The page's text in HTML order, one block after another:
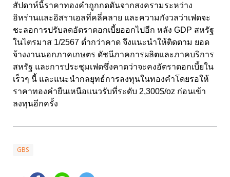
สัปดาห์นี้ราคาทองคำถูกกดดันจากสงครามระหว่าง
อิหร่านและอิสราเอลที่คลี่คลาย และความกังวลว่าเฟดจะ
ชะลอการปรับลดอัตราดอกเบี้ยออกไปอีก หลัง GDP สหรัฐ
ในไตรมาส 1/2567 ต่ำกว่าคาด จึงแนะนำให้ติดตาม ยอด
จ้างงานนอกภาคเกษตร ดัชนีภาคการผลิตและภาคบริการ
สหรัฐ และการประชุมเฟดซึ่งคาดว่าจะคงอัตราดอกเบี้ยใน
เร็วๆ นี้ และแนะนำกลยุทธ์การลงทุนในทองคำโดยรอให้
ราคาทองคำยืนเหนือแนวรับที่ระดับ 2,300$/oz ก่อนเข้า
ลงทุนอีกครั้ง
GBS